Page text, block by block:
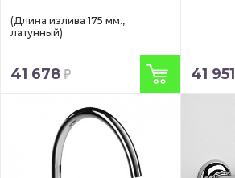
(Длина излива 175 мм.,
латунный)
41 678 41 951